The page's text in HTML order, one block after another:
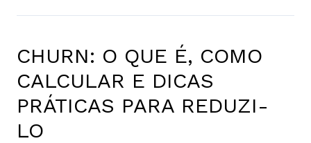
CHURN: O QUE É, COMO
CALCULAR E DICAS
PRÁTICAS PARA REDUZI-
LO